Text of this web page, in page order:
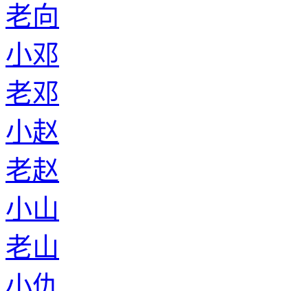
老向
小邓
老邓
小赵
老赵
小山
老山